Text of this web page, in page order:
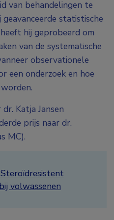
van behandelingen te
statistische
hij geprobeerd om
van de systematische
observationele
een onderzoek en hoe
Katja Jansen
prijs naar dr.
MC).
volwassenen